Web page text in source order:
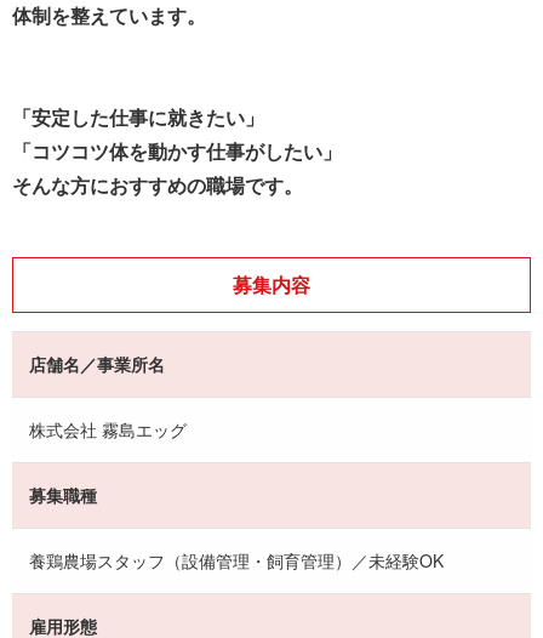
体制を整えています。
「安定した仕事に就きたい」
「コツコツ体を動かす仕事がしたい」
そんな方におすすめの職場です。
募集内容
店舗名／事業所名
株式会社 霧島エッグ
募集職種
養鶏農場スタッフ（設備管理・飼育管理）／未経験OK
雇用形態